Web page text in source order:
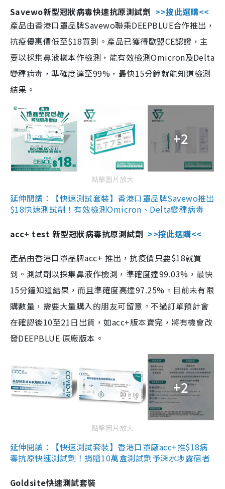
Savewo新型冠狀病毒快速抗原測試劑 >>按此選購<<
產品由香港口罩品牌Savewo聯乘DEEPBLUE合作推出，
抗疫優惠價低至$18買到。產品已獲得歐盟CE認證，主
要以採集鼻液樣本作檢測，能有效檢測Omicron及Delta
變種病毒，準確度達至99%，最快15分鐘就能知道檢測
結果。
+2
點擊圖片放大
延伸閱讀：【快速測試套裝】香港口罩品牌Savewo推出
$18快速測試劑！有效檢測Omicron、Delta變種病毒
acc+ test 新型冠狀病毒抗原測試劑 >>按此選購<<
產品由香港口罩品牌acc+ 推出，抗疫價只要$18就買
到。測試劑以採集鼻液作檢測，準確度達99.03%，最快
15分鐘知道結果，而且準確度高達97.25%。目前未有限
購數量，需要大量購入的朋友可留意。不過訂單預計會
在確認後10至21日出貨，如acc+版本賣完，將有機會改
發DEEPBLUE 原廠版本。
+2
點擊圖片放大
延伸閱讀：【快速測試套裝】香港口罩廠acc+推$18病
毒抗原快速測試劑！捐贈10萬盒測試劑予深水埗露宿者
Goldsite快速測試套裝